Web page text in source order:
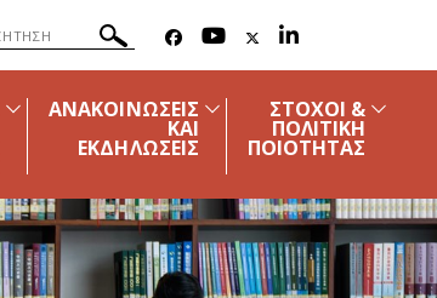
ΑΝΑΚΟΙΝΩΣΕΙΣ
ΚΑΙ
ΕΚΔΗΛΩΣΕΙΣ
ΣΤΟΧΟΙ &
ΠΟΛΙΤΙΚΗ
ΠΟΙΟΤΗΤΑΣ